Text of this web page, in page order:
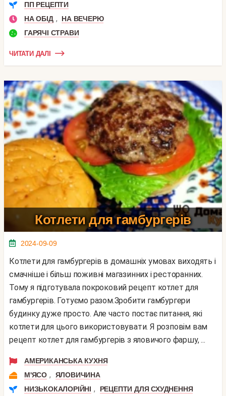
ПП РЕЦЕПТИ
НА ОБІД ,
НА ВЕЧЕРЮ
ГАРЯЧІ СТРАВИ
ЧИТАТИ ДАЛІ
Котлети для гамбургерів
2024-09-09
Котлети для гамбургерів в домашніх умовах виходять і
смачніше і більш поживні магазинних і ресторанних.
Тому я підготувала покроковий рецепт котлет для
гамбургерів. Готуємо разом.Зробити гамбургери
будинку дуже просто. Але часто постає питання, які
котлети для цього використовувати. Я розповім вам
рецепт котлет для гамбургерів з яловичого фаршу, ...
АМЕРИКАНСЬКА КУХНЯ
М'ЯСО ,
ЯЛОВИЧИНА
НИЗЬКОКАЛОРІЙНІ ,
РЕЦЕПТИ ДЛЯ СХУДНЕННЯ